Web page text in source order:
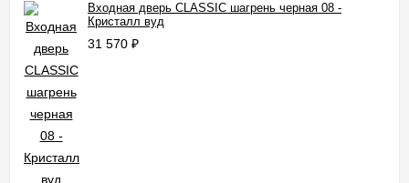
Входная дверь CLASSIC шагрень черная 08 -
Кристалл вуд
31 570 ₽